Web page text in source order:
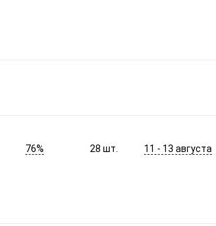
76% 28шт. 11 - 13 августа